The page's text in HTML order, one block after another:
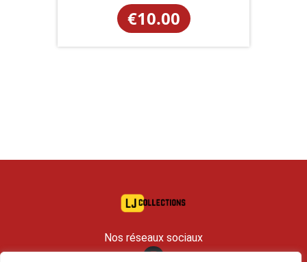
€10.00
Nos réseaux sociaux